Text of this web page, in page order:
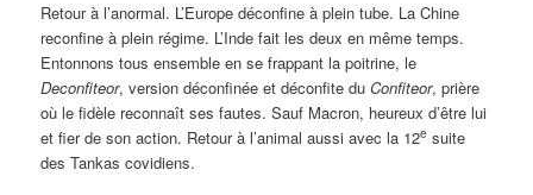
Retour à l’anormal. L’Europe déconfine à plein tube. La Chine
reconfine à plein régime. L’Inde fait les deux en même temps.
Entonnons tous ensemble en se frappant la poitrine, le
Deconfiteor, version déconfinée et déconfite duConfiteor, prière
où le fidèle reconnaît ses fautes. Sauf Macron, heureux d’être lui
et fier de son action. Retour à l’animal aussi avec la 12e suite
des Tankas covidiens.